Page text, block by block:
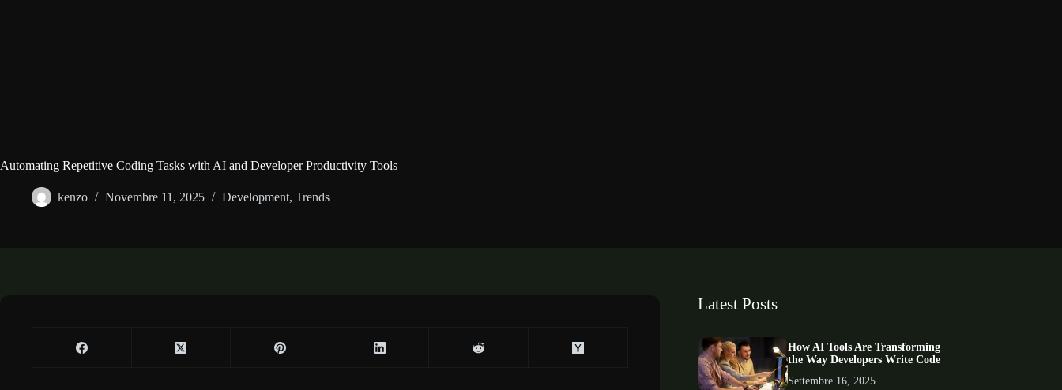
Automating Repetitive Coding Tasks with AI and Developer Productivity Tools
kenzo Novembre 11, 2025 Development, Trends
Latest Posts
How AI Tools Are Transforming
the Way Developers Write Code
Settembre 16, 2025